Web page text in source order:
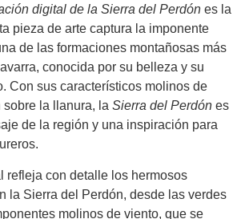
digital de la Sierra del Perdón es la
pieza de arte captura la imponente
de las formaciones montañosas más
conocida por su belleza y su
Con sus característicos molinos de
la llanura, la Sierra del Perdón es
de la región y una inspiración para
refleja con detalle los hermosos
la Sierra del Perdón, desde las verdes
molinos de viento, que se